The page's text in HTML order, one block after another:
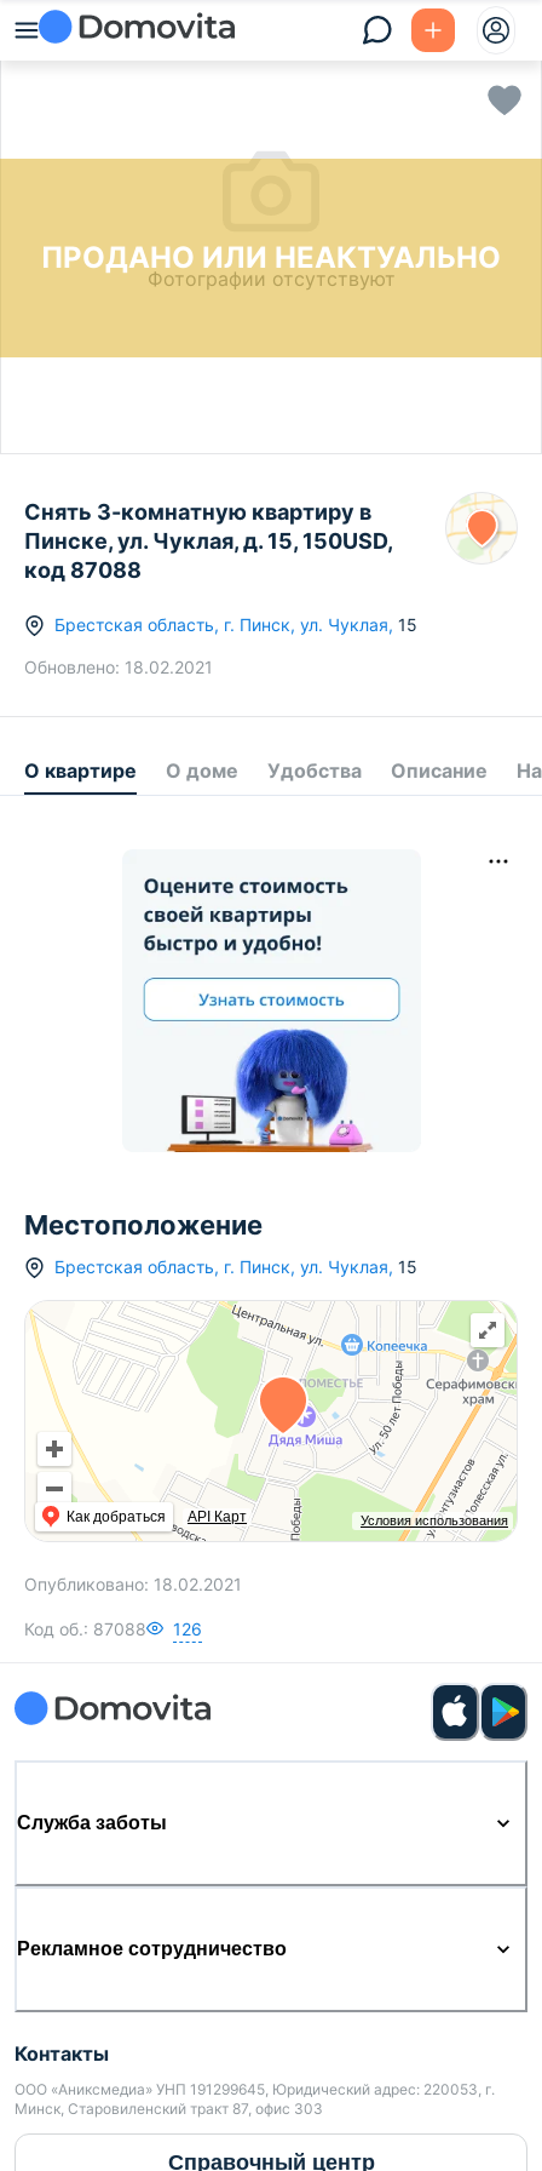
ПРОДАНО ИЛИ НЕАКТУАЛЬНО
Фотографии отсутствуют
Снять 3-комнатную квартиру в
Пинске, ул. Чуклая, д. 15, 150USD,
код 87088
Брестская область, г. Пинск, ул. Чуклая, 15
Обновлено: 18.02.2021
О квартире О доме Удобства Описание
Местоположение
Брестская область, г. Пинск, ул. Чуклая, 15
Условия использования
Как добраться API Карт
Опубликовано: 18.02.2021
Код об.: 87088 126
Служба заботы
Рекламное сотрудничество
Контакты
ООО «Аниксмедиа» УНП 191299645, Юридический адрес: 220053, г.
Минск, Старовиленский тракт 87, офис 303
Справочный центр